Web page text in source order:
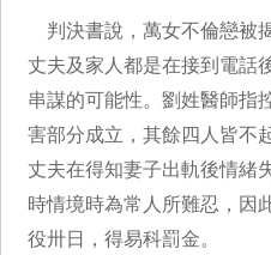
判決書說，萬女不倫戀被
丈夫及家人都是在接到電話
串謀的可能性。劉姓醫師指
害部分成立，其餘四人皆不
丈夫在得知妻子出軌後情緒
時情境時為常人所難忍，因
役卅日，得易科罰金。